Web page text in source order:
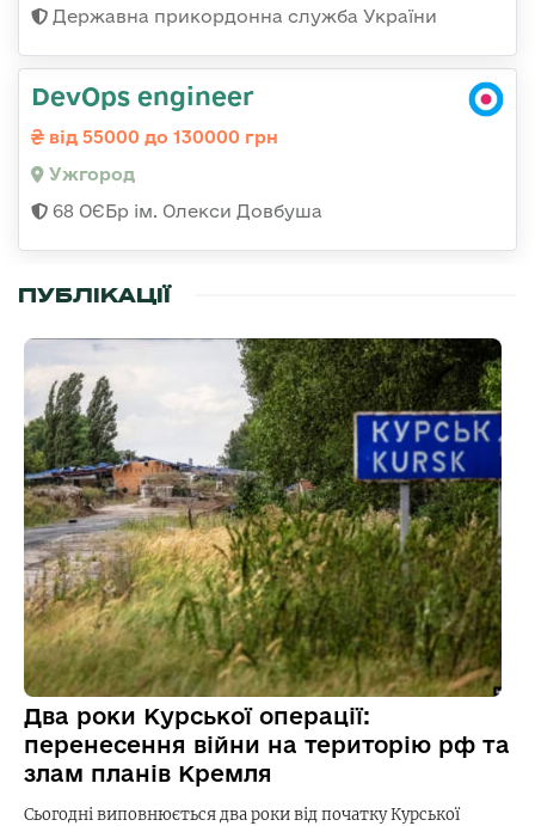
Державна прикордонна служба України
DevOps engineer
від 55000 до 130000 грн
Ужгород
68 ОЄБр ім. Олекси Довбуша
ПУБЛІКАЦІЇ
Два роки Курської операції:
перенесення війни на територію рф та
злам планів Кремля
Сьогодні виповнюється два роки від початку Курської